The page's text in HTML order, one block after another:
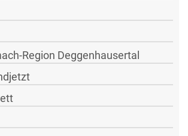
Region Deggenhausertal